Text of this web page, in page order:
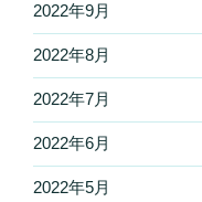
2022年9月
2022年8月
2022年7月
2022年6月
2022年5月